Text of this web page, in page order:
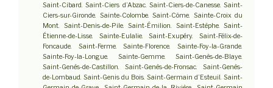
Saint-Cibard. Saint-Ciers d’Abzac. Saint-Ciers-de-Canesse. Saint-
Ciers-sur-Gironde. Sainte-Colombe. Saint-Côme. Sainte-Croix du
Mont. Saint-Denis-de-Pile. Saint-Émilion. Saint-Estèphe. Saint-
Étienne-de-Lisse. Sainte-Eulalie. Saint-Exupéry. Saint-Félix-de-
Foncaude. Saint-Ferme. Sainte-Florence. Sainte-Foy-la-Grande.
Sainte-Foy-la-Longue. Sainte-Gemme. Saint-Genès-de-Blaye.
Saint-Genès-de-Castillon. Saint-Genès-de-Fronsac. Saint-Genès-
de-Lombaud. Saint-Genis du Bois. Saint-Germain d’Esteuil. Saint-